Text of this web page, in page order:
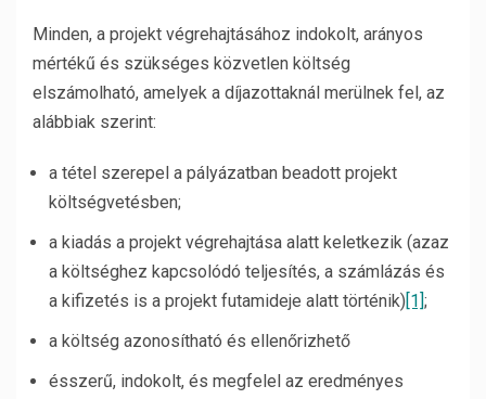
Minden, a projekt végrehajtásához indokolt, arányos
mértékű és szükséges közvetlen költség
elszámolható, amelyek a díjazottaknál merülnek fel, az
alábbiak szerint:
a tétel szerepel a pályázatban beadott projekt
költségvetésben;
a kiadás a projekt végrehajtása alatt keletkezik (azaz
a költséghez kapcsolódó teljesítés, a számlázás és
a kifizetés is a projekt futamideje alatt történik)[1];
a költség azonosítható és ellenőrizhető
ésszerű, indokolt, és megfelel az eredményes